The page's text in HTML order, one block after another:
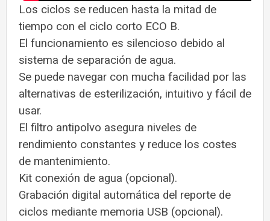
Los ciclos se reducen hasta la mitad de
tiempo con el ciclo corto ECO B.
El funcionamiento es silencioso debido al
sistema de separación de agua.
Se puede navegar con mucha facilidad por las
alternativas de esterilización, intuitivo y fácil de
usar.
El filtro antipolvo asegura niveles de
rendimiento constantes y reduce los costes
de mantenimiento.
Kit conexión de agua (opcional).
Grabación digital automática del reporte de
ciclos mediante memoria USB (opcional).